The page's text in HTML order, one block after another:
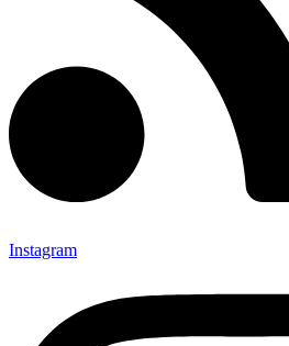
Instagram